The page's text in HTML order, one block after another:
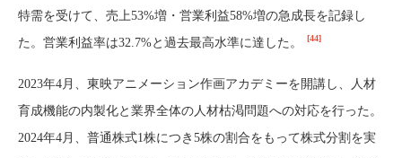
特需を受けて、売上53%増・営業利益58%増の急成長を記録し
た。営業利益率は32.7%と過去最高水準に達した。
[44]
2023年4月、東映アニメーション作画アカデミーを開講し、人材
育成機能の内製化と業界全体の人材枯渇問題への対応を行った。
2024年4月、普通株式1株につき5株の割合をもって株式分割を実